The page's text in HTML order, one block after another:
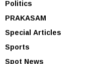
Politics
PRAKASAM
Special Articles
Sports
Spot News